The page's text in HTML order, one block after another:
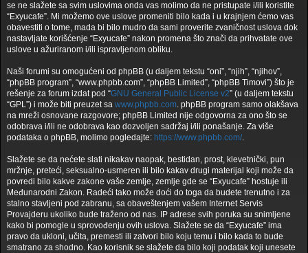
se ne slažete sa svim uslovima onda vas molimo da ne pristupate i/ili koristite
“Exyucafe”. Mi možemo ove uslove promeniti bilo kada i u krajnjem ćemo vas
obavestiti o tome, mada bi bilo mudro da sami proverite zvaničnost uslova dok
nastavljate korišćenje “Exyucafe” nakon promena što znači da prihvatate ove
uslove u ažuriranom i/ili ispravljenom obliku.
Naši forumi su omogućeni od phpBB (u daljem tekstu “oni”, “njih”, “njihov”,
“phpBB program”, “www.phpbb.com”, “phpBB Limited”, “phpBB Timovi”) što je
rešenje za forum izdat pod “GNU General Public License v2” (u daljem tekstu
“GPL”) i može biti preuzet sa www.phpbb.com. phpBB program samo olakšava
na mreži osnovane razgovore; phpBB Limited nije odgovorna za ono što se
odobrava i/ili ne odobrava kao dozvoljen sadržaj i/ili ponašanje. Za više
podataka o phpBB, molimo pogledajte: https://www.phpbb.com/.
Slažete se da nećete slati nikakav naopak, bestidan, prost, klevetnički, pun
mržnje, preteći, seksualno-usmeren ili bilo kakav drugi materijal koji može da
povredi bilo kakve zakone vaše zemlje, zemlje gde se “Exyucafe” hostuje ili
Međunarodni Zakon. Radeći tako može doći do toga da budete trenutno i za
stalno stavljeni pod zabranu, sa obaveštenjem vašem Internet Servis
Provajderu ukoliko bude traženo od nas. IP adrese svih poruka su snimljene
kako bi pomogle u sprovođenju ovih uslova. Slažete se da “Exyucafe” ima
pravo da ukloni, učita, premesti ili zatvori bilo koju temu i bilo kada to bude
smatrano za shodno. Kao korisnik se slažete da bilo koji podatak koji unesete